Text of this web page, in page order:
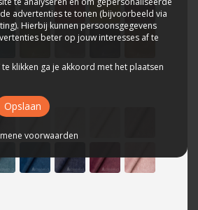
Zilver
728 kleuren
advertenties te tonen (bijvoorbeeld via
Hierbij kunnen persoonsgegevens
beter op jouw interesses af te
te klikken ga je akkoord met het plaatsen
Opslaan
voorwaarden